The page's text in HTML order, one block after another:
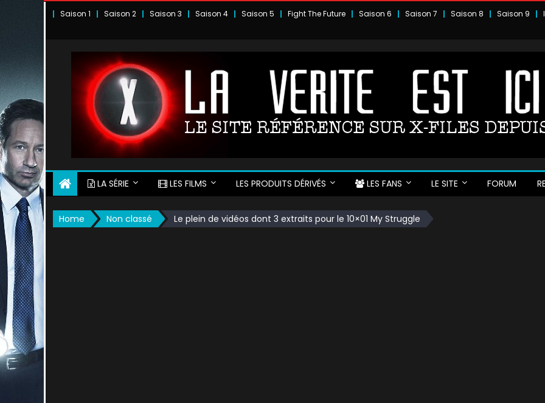
Saison 1 Saison 2 Saison 3 Saison 4 Saison 5 Fight The Future Saison 6 Saison 7 Saison 8 Saison 9
LA SÉRIE LES FILMS LES PRODUITS DÉRIVÉS LES FANS LE SITE FORUM
Home Non classé Le plein de vidéos dont 3 extraits pour le 10×01 My Struggle